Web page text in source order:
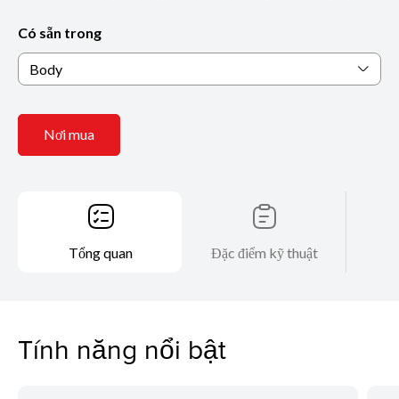
Có sẵn trong
Body
Nơi mua
Tổng quan Đặc điểm kỹ thuật
Tính năng nổi bật